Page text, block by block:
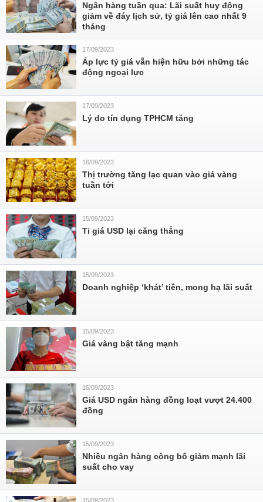
Ngân hàng tuần qua: Lãi suất huy động
giảm về đáy lịch sử, tỷ giá lên cao nhất 9
tháng
17/09/2023
Áp lực tỷ giá vẫn hiện hữu bởi những tác
động ngoại lực
17/09/2023
Lý do tín dụng TPHCM tăng
16/09/2023
Thị trường tăng lạc quan vào giá vàng
tuần tới
15/09/2023
Tỉ giá USD lại căng thẳng
15/09/2023
Doanh nghiệp ‘khát’ tiền, mong hạ lãi suất
15/09/2023
Giá vàng bật tăng mạnh
15/09/2023
Giá USD ngân hàng đồng loạt vượt 24.400
đồng
15/09/2023
Nhiều ngân hàng công bố giảm mạnh lãi
suất cho vay
15/09/2023